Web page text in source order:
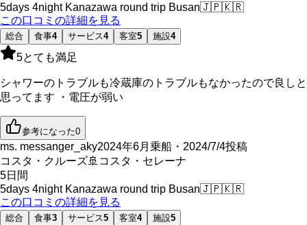
5days 4night Kanazawa round trip Busan🇯🇵🇰🇷
この口コミの詳細を見る
総合 食事4 サービス4 客室5 施設4
5とても満足
シャワーのトラブルも冷蔵庫のトラブルもなかったので良しと
思ってます ・電圧が弱い
参考になった0
ms. messanger_aky2024年6月乗船・2024/7/4投稿
コスタ・クルーズ🚢 コスタ・セレーナ
5日間
5days 4night Kanazawa round trip Busan🇯🇵🇰🇷
この口コミの詳細を見る
総合 食事3 サービス5 客室4 施設5